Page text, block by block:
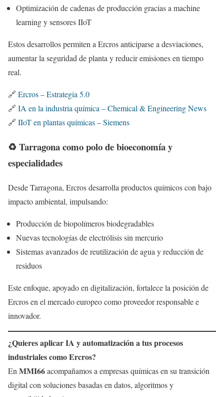
Optimización de cadenas de producción gracias a machine
learning y sensores IIoT
Estos desarrollos permiten a Ercros anticiparse a desviaciones,
aumentar la seguridad de planta y reducir emisiones en tiempo
real.
🔗 Ercros – Estrategia 5.0
🔗 IA en la industria química – Chemical & Engineering News
🔗 IIoT en plantas químicas – Siemens
♻️ Tarragona como polo de bioeconomía y
especialidades
Desde Tarragona, Ercros desarrolla productos químicos con bajo
impacto ambiental, impulsando:
Producción de biopolímeros biodegradables
Nuevas tecnologías de electrólisis sin mercurio
Sistemas avanzados de reutilización de agua y reducción de
residuos
Este enfoque, apoyado en digitalización, fortalece la posición de
Ercros en el mercado europeo como proveedor responsable e
innovador.
¿Quieres aplicar IA y automatización a tus procesos
industriales como Ercros?
En MMI66acompañamos a empresas químicas en su transición
digital con soluciones basadas en datos, algoritmos y